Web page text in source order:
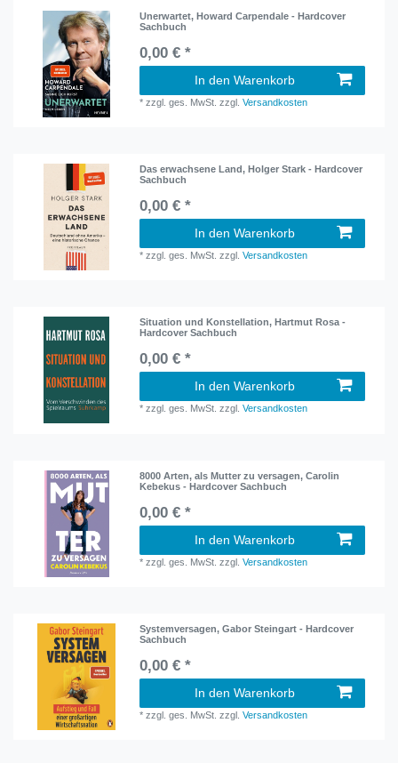
Unerwartet, Howard Carpendale - Hardcover
Sachbuch
0,00 € *
In den Warenkorb
*zzgl. ges. MwSt. zzgl.Versandkosten
Das erwachsene Land, Holger Stark - Hardcover
Sachbuch
0,00 € *
In den Warenkorb
*zzgl. ges. MwSt. zzgl.Versandkosten
Situation und Konstellation, Hartmut Rosa -
Hardcover Sachbuch
0,00 € *
In den Warenkorb
*zzgl. ges. MwSt. zzgl.Versandkosten
8000 Arten, als Mutter zu versagen, Carolin
Kebekus - Hardcover Sachbuch
0,00 € *
In den Warenkorb
*zzgl. ges. MwSt. zzgl.Versandkosten
Systemversagen, Gabor Steingart - Hardcover
Sachbuch
0,00 € *
In den Warenkorb
*zzgl. ges. MwSt. zzgl.Versandkosten